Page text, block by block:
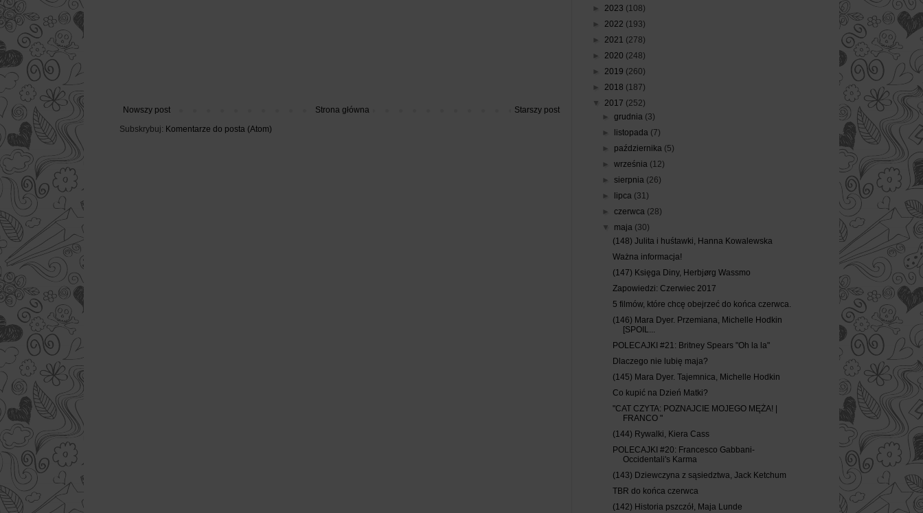
Nowszy post Starszy post
Strona główna
Subskrybuj: Komentarze do posta (Atom)
► 2023 (108)
► 2022 (193)
► 2021 (278)
► 2020 (248)
► 2019 (260)
► 2018 (187)
▼ 2017 (252)
►grudnia (3)
►
listopada (7)
► października (5)
►września (12)
►sierpnia (26)
►
lipca (31)
►czerwca (28)
▼ maja (30)
(148) Julita i huśtawki, Hanna Kowalewska
Ważna informacja!
(147) Księga Diny, Herbjørg Wassmo
Zapowiedzi: Czerwiec 2017
5 filmów, które chcę obejrzeć do końca czerwca.
(146) Mara Dyer. Przemiana, Michelle Hodkin
[SPOIL...
POLECAJKI #21: Britney Spears "Oh la la"
Dlaczego nie lubię maja?
(145) Mara Dyer. Tajemnica, Michelle Hodkin
Co kupić na Dzień Matki?
"CAT CZYTA: POZNAJCIE MOJEGO MĘŻA! |
FRANCO "
(144) Rywalki, Kiera Cass
POLECAJKI #20: Francesco Gabbani-
Occidentali's Karma
(143) Dziewczyna z sąsiedztwa, Jack Ketchum
TBR do końca czerwca
(142) Historia pszczół, Maja Lunde